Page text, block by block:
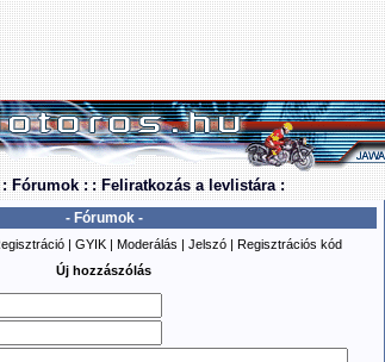
: Fórumok : : Feliratkozás a levlistára :
- Fórumok -
| GYIK | Moderálás | Jelszó | Regisztrációs kód
Új hozzászólás